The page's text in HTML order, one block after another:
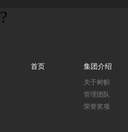
?
首页 集团介绍
关于树帜
管理团队
荣誉奖项